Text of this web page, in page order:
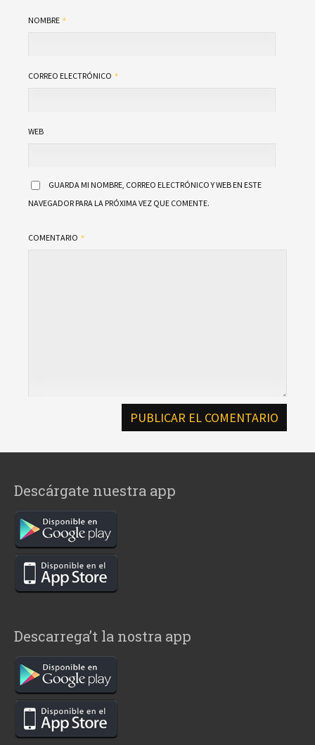
NOMBRE
CORREO ELECTRÓNICO
WEB
GUARDA MI NOMBRE, CORREO ELECTRÓNICO Y WEB EN ESTE
NAVEGADOR PARA LA PRÓXIMA VEZ QUE COMENTE.
COMENTARIO
Descárgate nuestra app
Descarrega’t la nostra app